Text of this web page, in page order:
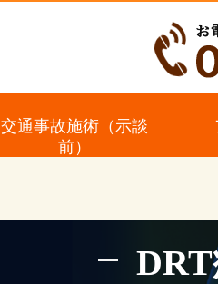
交通事故施術（示談
前）